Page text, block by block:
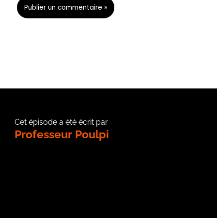
Cet épisode a été écrit par
Professeur Poulpi